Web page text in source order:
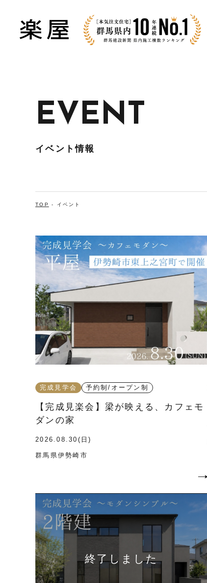
EVENT
イベント情報
TOP - イベント
完成見学会 予約制/オープン制
【完成見楽会】梁が映える、カフェモ
ダンの家
2026.08.30(日)
群馬県伊勢崎市